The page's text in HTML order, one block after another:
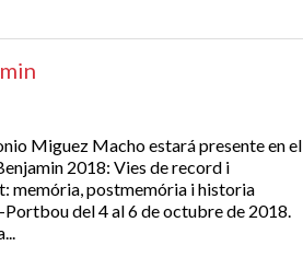
Miguez Macho estará presente en el
2018: Vies de record i
memória, postmemória i historia
del 4 al 6 de octubre de 2018.